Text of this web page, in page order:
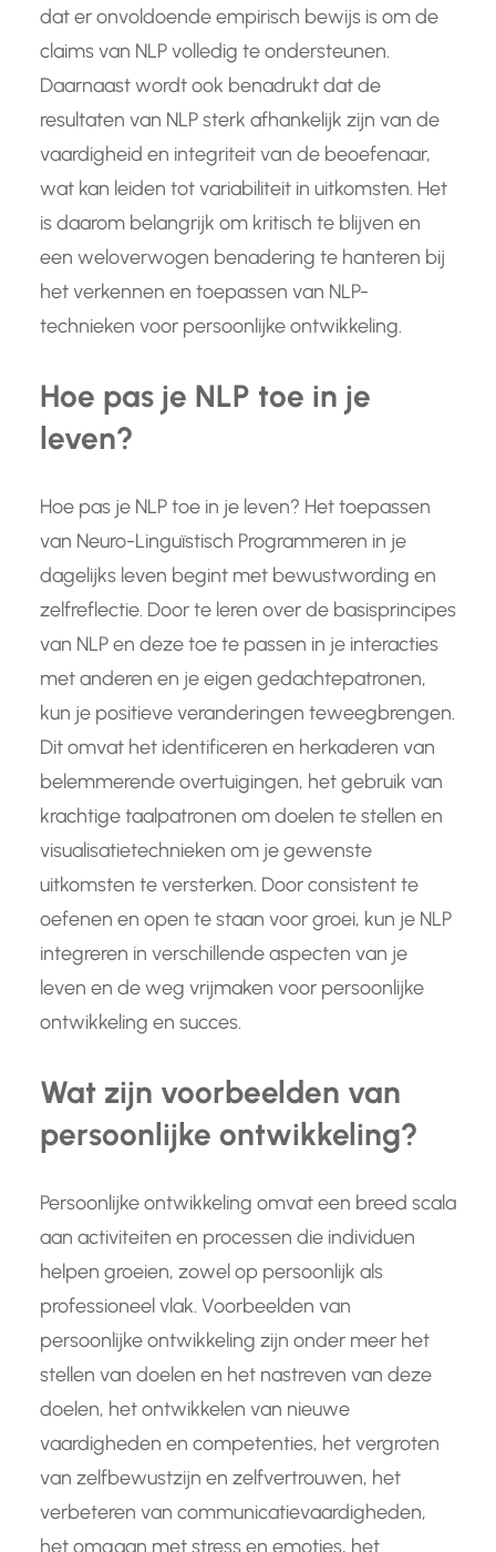
dat er onvoldoende empirisch bewijs is om de
claims van NLP volledig te ondersteunen.
Daarnaast wordt ook benadrukt dat de
resultaten van NLP sterk afhankelijk zijn van de
vaardigheid en integriteit van de beoefenaar,
wat kan leiden tot variabiliteit in uitkomsten. Het
is daarom belangrijk om kritisch te blijven en
een weloverwogen benadering te hanteren bij
het verkennen en toepassen van NLP-
technieken voor persoonlijke ontwikkeling.
Hoe pas je NLP toe in je
leven?
Hoe pas je NLP toe in je leven? Het toepassen
van Neuro-Linguïstisch Programmeren in je
dagelijks leven begint met bewustwording en
zelfreflectie. Door te leren over de basisprincipes
van NLP en deze toe te passen in je interacties
met anderen en je eigen gedachtepatronen,
kun je positieve veranderingen teweegbrengen.
Dit omvat het identificeren en herkaderen van
belemmerende overtuigingen, het gebruik van
krachtige taalpatronen om doelen te stellen en
visualisatietechnieken om je gewenste
uitkomsten te versterken. Door consistent te
oefenen en open te staan voor groei, kun je NLP
integreren in verschillende aspecten van je
leven en de weg vrijmaken voor persoonlijke
ontwikkeling en succes.
Wat zijn voorbeelden van
persoonlijke ontwikkeling?
Persoonlijke ontwikkeling omvat een breed scala
aan activiteiten en processen die individuen
helpen groeien, zowel op persoonlijk als
professioneel vlak. Voorbeelden van
persoonlijke ontwikkeling zijn onder meer het
stellen van doelen en het nastreven van deze
doelen, het ontwikkelen van nieuwe
vaardigheden en competenties, het vergroten
van zelfbewustzijn en zelfvertrouwen, het
verbeteren van communicatievaardigheden,
het omgaan met stress en emoties, het